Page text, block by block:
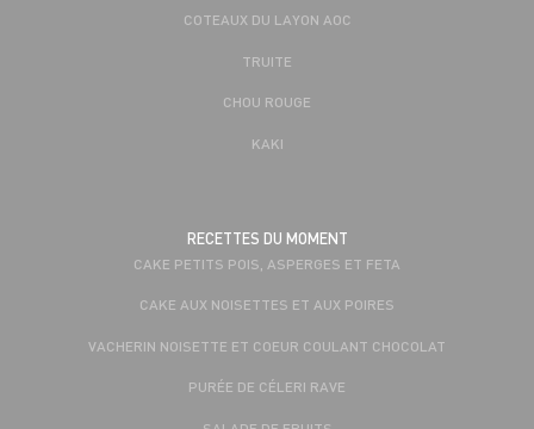
COTEAUX DU LAYON AOC
TRUITE
CHOU ROUGE
KAKI
RECETTES DU MOMENT
CAKE PETITS POIS, ASPERGES ET FETA
CAKE AUX NOISETTES ET AUX POIRES
VACHERIN NOISETTE ET COEUR COULANT CHOCOLAT
PURÉE DE CÉLERI RAVE